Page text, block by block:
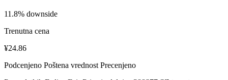
11.8% downside
Trenutna cena
¥24.86
Podcenjeno Poštena vrednost Precenjeno